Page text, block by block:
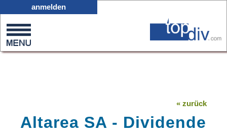
0
on
anmelden
« zurück
Altarea SA - Dividende